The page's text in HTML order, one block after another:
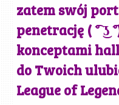
zatem swój
penetrację ( ͡° ͜ʖ
konceptami
do Twoich
League of